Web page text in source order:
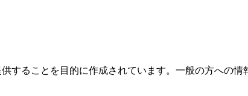
することを目的に作成されています。一般の方への